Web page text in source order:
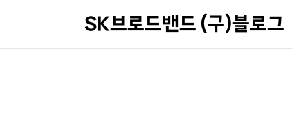
SK브로드밴드 (구)블로그